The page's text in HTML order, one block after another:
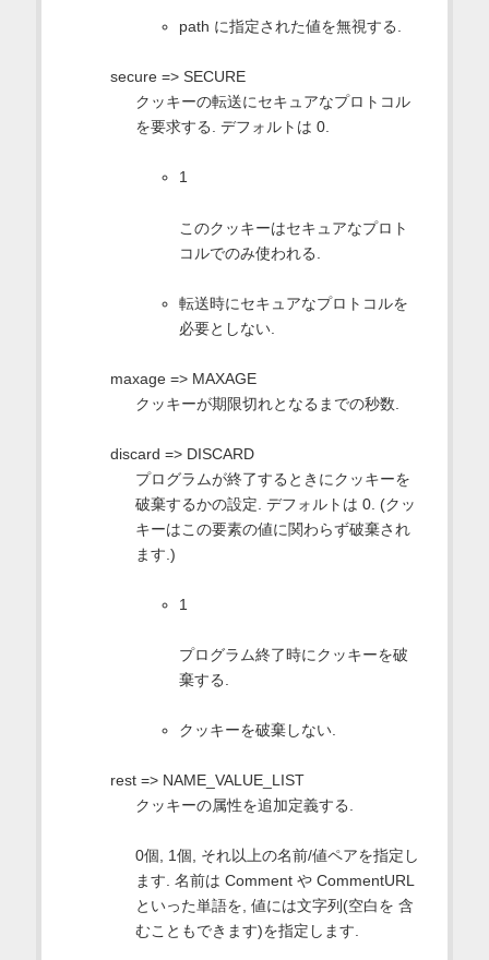
path に指定された値を無視する.
secure => SECURE
クッキーの転送にセキュアなプロトコル
を要求する. デフォルトは 0.
1
このクッキーはセキュアなプロト
コルでのみ使われる.
転送時にセキュアなプロトコルを
必要としない.
maxage => MAXAGE
クッキーが期限切れとなるまでの秒数.
discard => DISCARD
プログラムが終了するときにクッキーを
破棄するかの設定. デフォルトは 0. (クッ
キーはこの要素の値に関わらず破棄され
ます.)
1
プログラム終了時にクッキーを破
棄する.
クッキーを破棄しない.
rest => NAME_VALUE_LIST
クッキーの属性を追加定義する.
0個, 1個, それ以上の名前/値ペアを指定し
ます. 名前は Comment や CommentURL
といった単語を, 値には文字列(空白を 含
むこともできます)を指定します.